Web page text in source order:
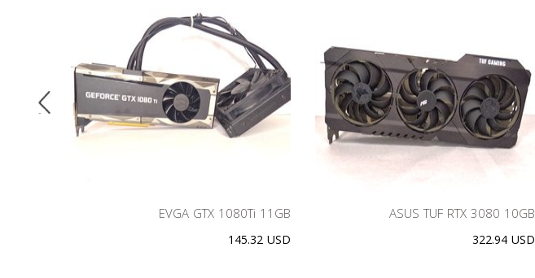
EVGA GTX 1080Ti 11GB
145.32 USD
ASUS TUF RTX 3080 10GB
322.94 USD